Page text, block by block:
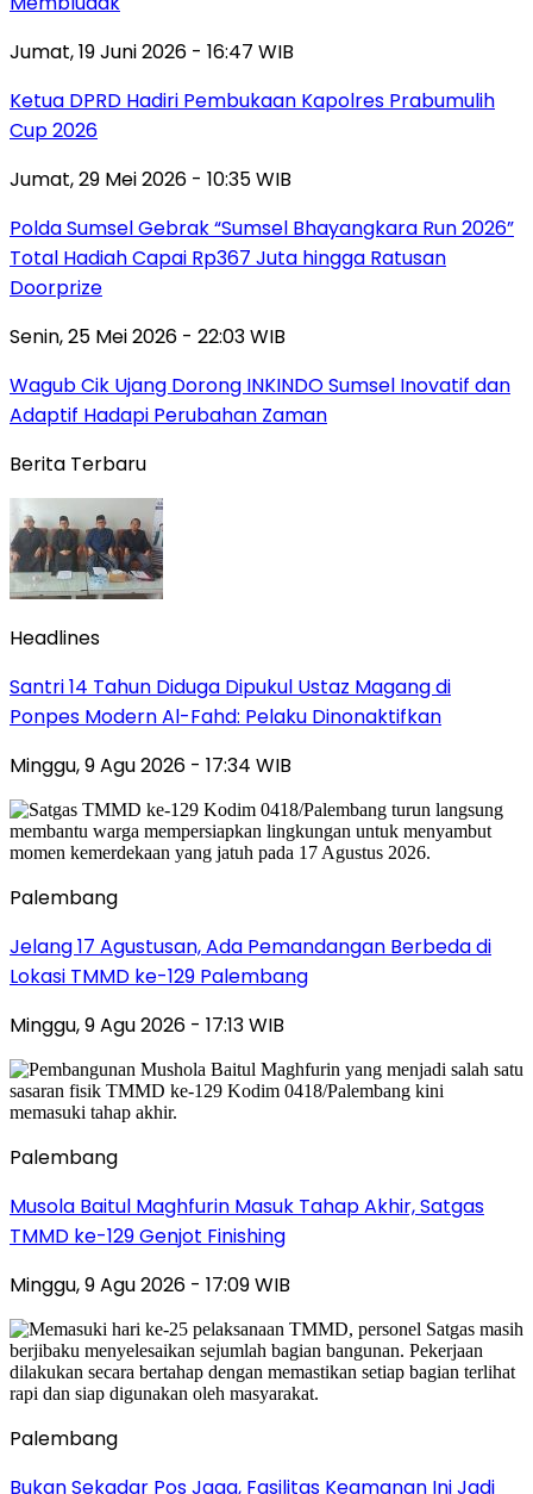
Jumat, 19 Juni 2026 - 16:47 WIB
Ketua DPRD Hadiri Pembukaan Kapolres Prabumulih
Cup 2026
Jumat, 29 Mei 2026 - 10:35 WIB
Polda Sumsel Gebrak “Sumsel Bhayangkara Run 2026”
Total Hadiah Capai Rp367 Juta hingga Ratusan
Doorprize
Senin, 25 Mei 2026 - 22:03 WIB
Wagub Cik Ujang Dorong INKINDO Sumsel Inovatif dan
Adaptif Hadapi Perubahan Zaman
Berita Terbaru
Headlines
Santri 14 Tahun Diduga Dipukul Ustaz Magang di
Ponpes Modern Al-Fahd: Pelaku Dinonaktifkan
Minggu, 9 Agu 2026 - 17:34 WIB
Palembang
Jelang 17 Agustusan, Ada Pemandangan Berbeda di
Lokasi TMMD ke-129 Palembang
Minggu, 9 Agu 2026 - 17:13 WIB
Palembang
Musola Baitul Maghfurin Masuk Tahap Akhir, Satgas
TMMD ke-129 Genjot Finishing
Minggu, 9 Agu 2026 - 17:09 WIB
Palembang
Bukan Sekadar Pos Jaga, Fasilitas Keamanan Ini Jadi